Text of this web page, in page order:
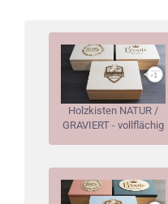
Holzkisten NATUR /
GRAVIERT - vollflächig